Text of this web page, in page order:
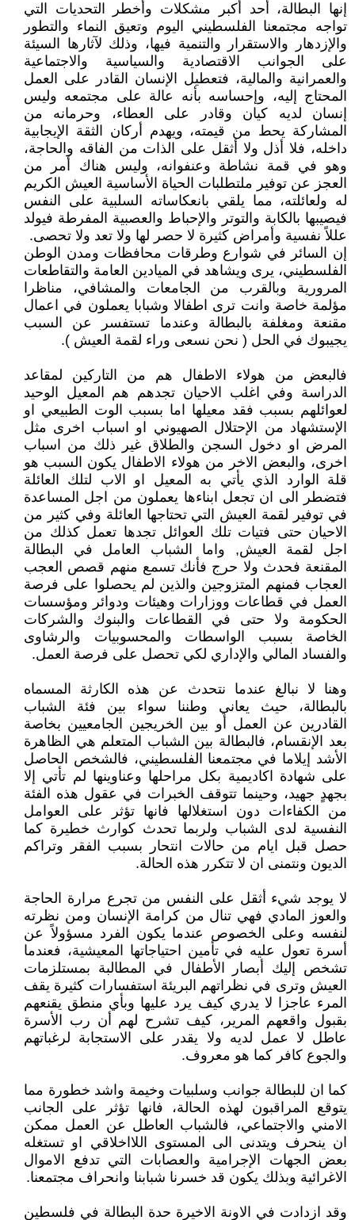
إنها البطالة، أحد أكبر مشكلات وأخطر التحديات التي
تواجه مجتمعنا الفلسطيني اليوم وتعيق النماء والتطور
والإزدهار والاستقرار والتنمية فيها، وذلك لآثارها السيئة
على الجوانب الاقتصادية والسياسية والاجتماعية
والعمرانية والمالية، فتعطيل الإنسان القادر على العمل
المحتاج إليه، وإحساسه بأنه عالة على مجتمعه وليس
إنسان لديه كيان وقادر على العطاء، وحرمانه من
المشاركة يحط من قيمته، ويهدم أركان الثقة الإيجابية
داخله، فلا أذل ولا أثقل على الذات من الفاقه والحاجة،
وهو في قمة نشاطة وعنفوانه، وليس هناك أمر من
العجز عن توفير ملتطلبات الحياة الأساسية العيش الكريم
له ولعائلته، مما يلقي بانعكاساته السلبية على النفس
فيصيبها بالكابة والتوتر والإحباط والعصبية المفرطة فيولد
عللاً نفسية وأمراض كثيرة لا حصر لها ولا تعد ولا تحصى.
إن السائر في شوارع وطرقات محافظات ومدن الوطن
الفلسطيني، يرى ويشاهد في الميادين العامة والتقاطعات
المرورية وبالقرب من الجامعات والمشافي، مناظرا
مؤلمة خاصة وانت ترى اطفالا وشبابا يعملون في اعمال
مقنعة ومغلفة بالبطالة وعندما تستفسر عن السبب
يجيبوك في الحل ( نحن نسعى وراء لقمة العيش ).
فالبعض من هولاء الاطفال هم من التاركين لمقاعد
الدراسة وفي اغلب الاحيان تجدهم هم المعيل الوحيد
لعوائلهم بسبب فقد معيلها اما بسبب الوت الطبيعي او
الإستشهاد من الإحتلال الصهيوني او اسباب اخرى مثل
المرض او دخول السجن والطلاق غير ذلك من اسباب
اخرى، والبعض الاخر من هولاء الاطفال يكون السبب هو
قلة الوارد الذي يأتي به المعيل او الاب لتلك العائلة
فتضطر الى ان تجعل ابناءها يعملون من اجل المساعدة
في توفير لقمة العيش التي تحتاجها العائلة وفي كثير من
الاحيان حتى فتيات تلك العوائل تجدها تعمل كذلك من
اجل لقمة العيش, واما الشباب العامل في البطالة
المقنعة فحدث ولا حرج فأنك تسمع منهم قصص العجب
العجاب فمنهم المتزوجين والذين لم يحصلوا على فرصة
العمل في قطاعات ووزارات وهيئات ودوائر ومؤسسات
الحكومة ولا حتى في القطاعات والبنوك والشركات
الخاصة بسبب الواسطات والمحسوبيات والرشاوى
والفساد المالي والإداري لكي تحصل على فرصة العمل.
وهنا لا نبالغ عندما نتحدث عن هذه الكارثة المسماه
بالبطالة، حيث يعاني وطننا سواء بين فئة الشباب
القادرين عن العمل أو بين الخريجين الجامعيين بخاصة
بعد الإنقسام، فالبطالة بين الشباب المتعلم هي الظاهرة
الأشد إيلاما في مجتمعنا الفلسطيني، فالشخص الحاصل
على شهادة اكاديمية بكل مراحلها وعناوينها لم تأتي إلا
بجهدٍ جهيد، وحينما تتوقف الخبرات في عقول هذه الفئة
من الكفاءات دون استغلالها فانها تؤثر على العوامل
النفسية لدى الشباب ولربما تحدث كوارث خطيرة كما
حصل قبل ايام من حالات انتحار بسبب الفقر وتراكم
الديون ونتمنى ان لا تتكرر هذه الحالة.
لا يوجد شيء أثقل على النفس من تجرع مرارة الحاجة
والعوز المادي فهي تنال من كرامة الإنسان ومن نظرته
لنفسه وعلى الخصوص عندما يكون الفرد مسؤولاً عن
أسرة تعول عليه في تأمين احتياجاتها المعيشية، فعندما
تشخص إليك أبصار الأطفال في المطالبة بمستلزمات
العيش وترى في نظراتهم البريئة استفسارات كثيرة يقف
المرء عاجزا لا يدري كيف يرد عليها وبأي منطق يقنعهم
بقبول واقعهم المرير، كيف تشرح لهم أن رب الأسرة
عاطل لا عمل لديه ولا يقدر على الاستجابة لرغباتهم
والجوع كافر كما هو معروف.
كما ان للبطالة جوانب وسلبيات وخيمة واشد خطورة مما
يتوقع المراقبون لهذه الحالة، فانها تؤثر على الجانب
الامني والاجتماعي، فالشباب العاطل عن العمل ممكن
ان ينحرف ويتدنى الى المستوى اللااخلاقي او تستغله
بعض الجهات الإجرامية والعصابات التي تدفع الاموال
الاغرائية وبذلك يكون قد خسرنا شبابنا وانحراف مجتمعنا.
وقد ازدادت في الاونة الاخيرة حدة البطالة في فلسطين